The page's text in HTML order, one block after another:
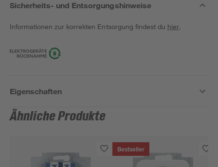
Sicherheits- und Entsorgungshinweise
Informationen zur korrekten Entsorgung findest du hier.
Eigenschaften
Ähnliche Produkte
Bestseller